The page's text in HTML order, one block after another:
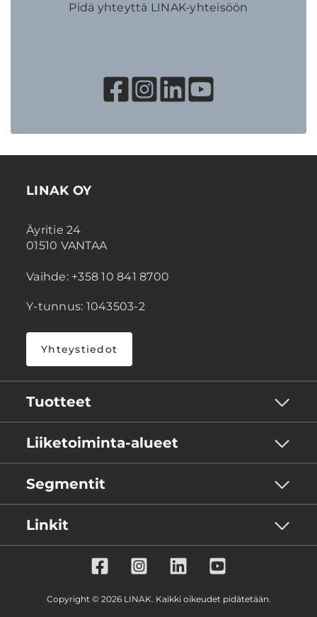
Pidä yhteyttä LINAK-yhteisöön
LINAK OY
Äyritie 24
01510 VANTAA
Vaihde: +358 10 841 8700
Y-tunnus: 1043503-2
Yhteystiedot
Tuotteet
Liiketoiminta-alueet
Segmentit
Linkit
Copyright © 2026 LINAK. Kaikki oikeudet pidätetään.